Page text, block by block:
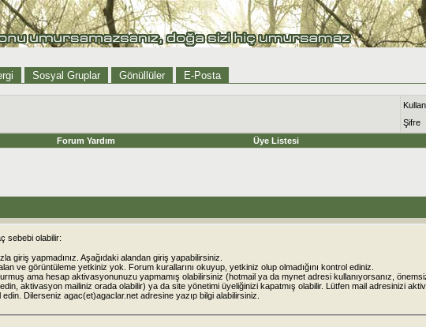
Sosyal Gruplar Gönüllüler E-Posta
Şifre
Forum Yardım Üye Listesi
sebebi olabilir:
giriş yapmadınız. Aşağıdaki alandan giriş yapabilirsiniz.
ve görüntüleme yetkiniz yok. Forum kurallarını okuyup, yetkiniz olup olmadığını kontrol ediniz.
ama hesap aktivasyonunuzu yapmamış olabilirsiniz (hotmail ya da mynet adresi kullanıyorsanız,
aktivasyon mailiniz orada olabilir) ya da site yönetimi üyeliğinizi kapatmış olabilir. Lütfen mail adresinizi
Dilerseniz agac(et)agaclar.net adresine yazıp bilgi alabilirsiniz.